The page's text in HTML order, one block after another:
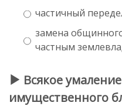
частичный
замена
частным
Всякое
имущественного